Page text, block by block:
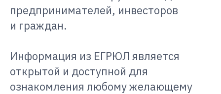
предпринимателей, инвесторов
и граждан.
Информация из ЕГРЮЛ является
открытой и доступной для
ознакомления любому желающему